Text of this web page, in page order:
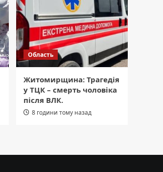
Область
Житомирщина: Трагедія
у ТЦК – смерть чоловіка
після ВЛК.
8 години тому назад